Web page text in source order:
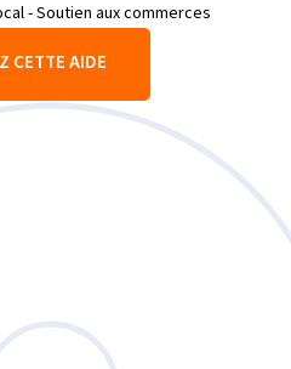
- Soutien aux commerces
CETTE AIDE